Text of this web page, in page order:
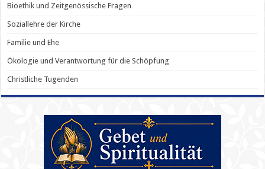
Bioethik und Zeitgenössische Fragen
Soziallehre der Kirche
Familie und Ehe
Ökologie und Verantwortung für die Schöpfung
Christliche Tugenden